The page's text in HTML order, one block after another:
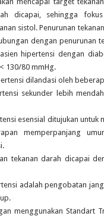
dicapai, sehingga
sistol. Penurunan
dengan penurunan
hipertensi dengan
130/80 mmHg.
dilandasi oleh
sekunder lebih
esensial ditujukan untuk
memperpanjang
tekanan darah dicapai
adalah pengobatan
menggunakan Standart